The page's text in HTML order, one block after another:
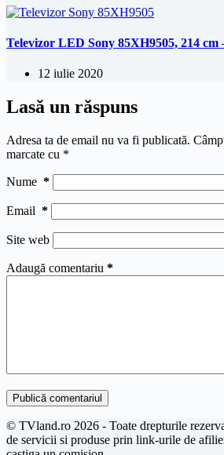
Televizor LED Sony 85XH9505, 214
12 iulie 2020
Lasă un răspuns
Adresa ta de email nu va fi publicată.
marcate cu *
Nume *
Email *
Site web
Adaugă comentariu *
Publică comentariul
© TVland.ro 2026 - Toate drepturile
de servicii si produse prin link-urile de